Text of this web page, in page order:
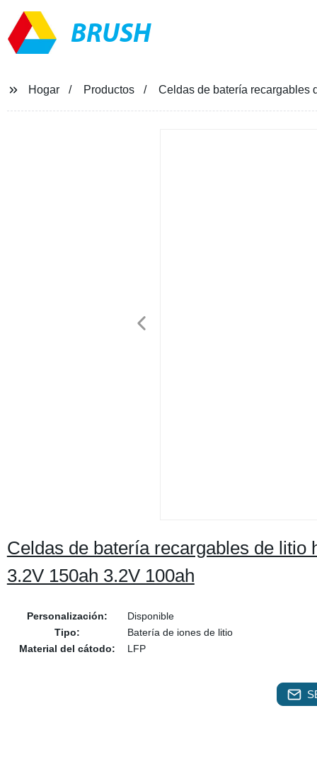
BRUSH
Hogar Productos Celdas de batería recargables
Celdas de batería recargables de
3.2V 150ah 3.2V 100ah
Personalización:
Disponible
Tipo:
Batería de iones de litio
Material del cátodo:
LFP